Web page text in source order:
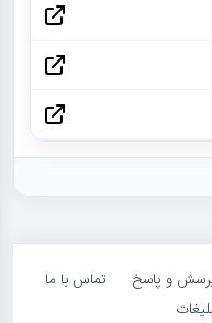
و پاسخ
تماس با ما